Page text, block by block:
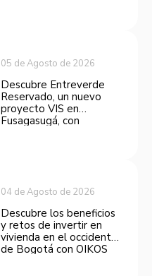
05 de Agosto de 2026
Descubre Entreverde
Reservado, un nuevo
proyecto VIS en
Fusagasugá, con
04 de Agosto de 2026
Descubre los beneficios
y retos de invertir en
vivienda en el occidente
de Bogotá con OIKOS